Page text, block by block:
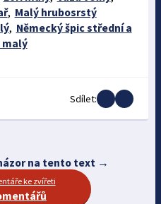
, Malý hrubosrstý
, Německý špic střední a
malý
Sdílet:
na tento text →
ke zvířeti